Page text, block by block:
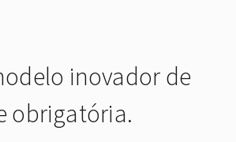
inovador de
obrigatória.